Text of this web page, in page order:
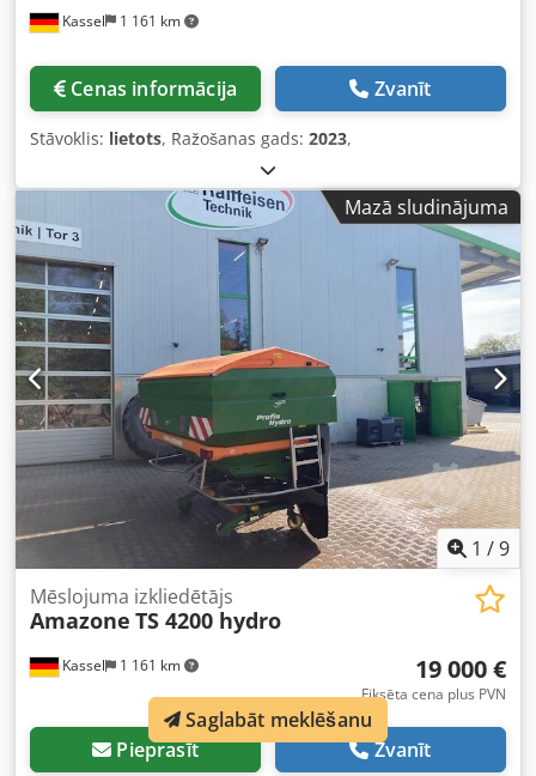
Kassel 1 161 km
Cenas informācija Zvanīt
Stāvoklis: lietots, Ražošanas gads: 2023,
Mazā sludinājuma
1 /9
Kassel 1 161 km
Mēslojuma izkliedētājs
Amazone TS 4200 hydro
19 000 €
Fiksēta cena plus PVN
Pieprasīt Zvanīt
Saglabāt meklēšanu